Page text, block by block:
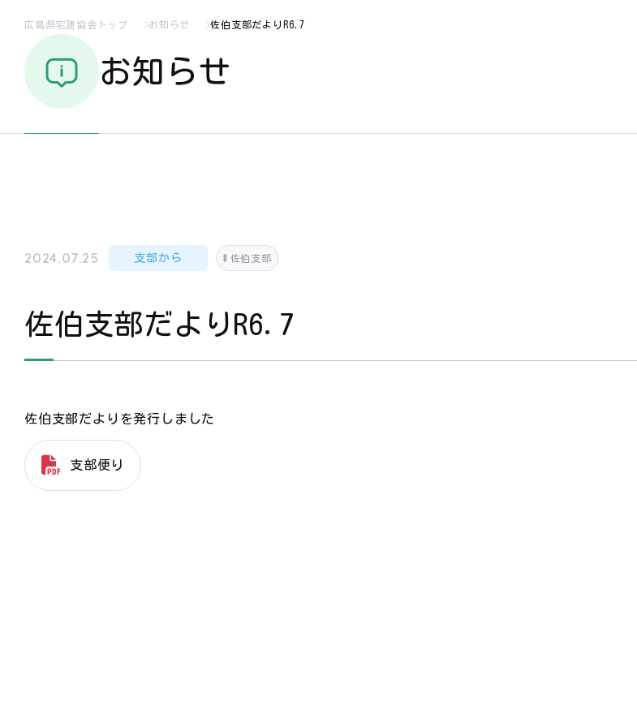
広島県宅建協会トップ お知らせ 佐伯支部だよりR6.7
お知らせ
2024.07.25 支部から 佐伯支部
佐伯支部だよりR6.7
佐伯支部だよりを発行しました
支部便り